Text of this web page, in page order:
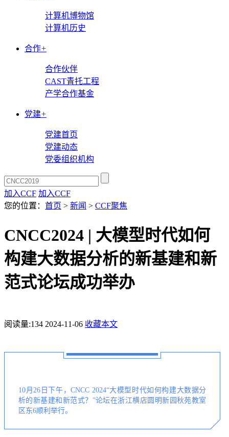
计算机博物馆
计算机历史
合作+
合作伙伴
CAST青托工程
产学合作基金
党建+
党建首页
党建动态
党委组织机构
加入CCF 加入CCF
您的位置： 首页 > 新闻 > CCF聚焦
CNCC2024 | 大模型时代如何
构建大数据分析的新基建和新
范式论坛成功举办
阅读量:134 2024-11-06 收藏本文
10月26日下午，CNCC 2024“大模型时代如何构建大数据分
析的新基建和新范式？”论坛在浙江横店圆明新园秋苑教室
区东6顺利举行。